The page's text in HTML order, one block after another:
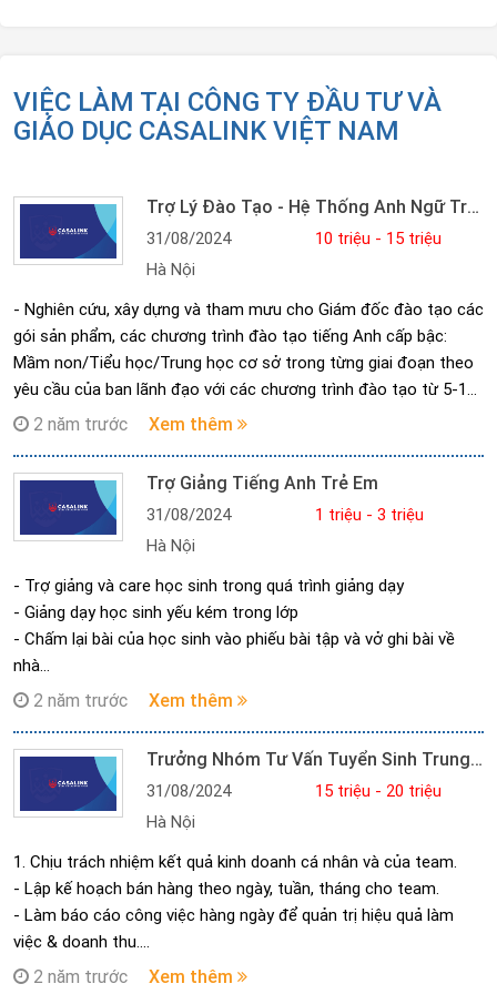
VIỆC LÀM TẠI CÔNG TY ĐẦU TƯ VÀ
GIÁO DỤC CASALINK VIỆT NAM
Trợ Lý Đào Tạo - Hệ Thống Anh Ngữ Trẻ Em
31/08/2024
10 triệu - 15 triệu
Hà Nội
- Nghiên cứu, xây dựng và tham mưu cho Giám đốc đào tạo các
gói sản phẩm, các chương trình đào tạo tiếng Anh cấp bậc:
Mầm non/Tiểu học/Trung học cơ sở trong từng giai đoạn theo
yêu cầu của ban lãnh đạo với các chương trình đào tạo từ 5-14
tuổi.
lượng Giáo viên; nâng cao chất lượng Học sinh; đổi mới và nâng
cao chất lượng các chương trình đã và đang đào tạo; ứng dụng
CNTT vào hoạt động dạy học; tăng chất lượng học tập của
từng học viên toàn hệ thống.
- Nghiên cứu thực hiện:
- Hỗ trợ công tác tuyển dụng, đào tạo và đánh giá giáo viên
nước ngoài ,giáo viên chủ nhiệm/ trợ giảng VN, đảm bảo số
lượng đầy đủ cho các lớp ở trung tâm.
trình và quy định của TT
- Kết hợp với các phòng ban liên quan để đảm bảo chất lượng
đào tạo cũng như cùng giáo viên chịu trách nhiệm cho sự tiến
bộ của học sinh.
- Dự giờ các lớp học của GV theo lịch và sẵn sàng hỗ trợ dạy
- Theo dõi, thực hiện kế hoạch của lớp kết thúc, lớp học mới
- Phối hợp với bộ phận tư vấn tuyển sinh trong công tác kiểm
tra đầu vào học sinh
- Phối hợp với bộ phận Marketing triển khai các sự kiện, hoạt
động ngoại khóa tại trung tâm khi cần.
2 năm trước Xem thêm
Trợ Giảng Tiếng Anh Trẻ Em
31/08/2024
1 triệu - 3 triệu
Hà Nội
- Trợ giảng và care học sinh trong quá trình giảng dạy
- Giảng dạy học sinh yếu kém trong lớp
- Chấm lại bài của học sinh vào phiếu bài tập và vở ghi bài về
nhà
- Chụp ảnh lớp học
2 năm trước Xem thêm
Trưởng Nhóm Tư Vấn Tuyển Sinh Trung Tâm Tiếng Anh
31/08/2024
15 triệu - 20 triệu
Hà Nội
1. Chịu trách nhiệm kết quả kinh doanh cá nhân và của team.
- Lập kế hoạch bán hàng theo ngày, tuần, tháng cho team.
- Làm báo cáo công việc hàng ngày để quản trị hiệu quả làm
việc & doanh thu.
2. Tư vấn và tuyển sinh cho các chương trình đào tạo của công
2 năm trước Xem thêm